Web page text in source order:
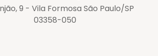
9 - Vila Formosa São Paulo/SP
03358-050